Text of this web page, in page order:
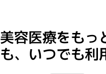
美容医療をもっ
も、いつでも利